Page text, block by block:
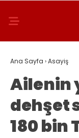
Ana Sayfa ›Asayiş
Ailenin
dehşet
180 bin